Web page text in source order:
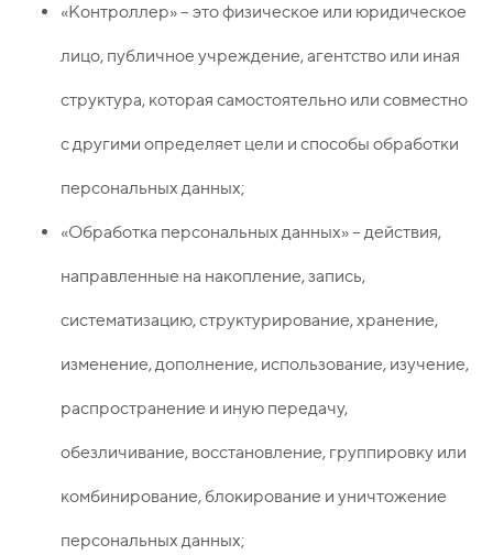
«Контроллер» – это физическое или юридическое
лицо, публичное учреждение, агентство или иная
структура, которая самостоятельно или совместно
с другими определяет цели и способы обработки
персональных данных;
«Обработка персональных данных» – действия,
направленные на накопление, запись,
систематизацию, структурирование, хранение,
изменение, дополнение, использование, изучение,
распространение и иную передачу,
обезличивание, восстановление, группировку или
комбинирование, блокирование и уничтожение
персональных данных;